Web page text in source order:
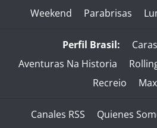
Weekend
Parabrisas
Perfil Brasil: Caras
Aventuras Na Historia
Recreio
Canales RSS Quienes